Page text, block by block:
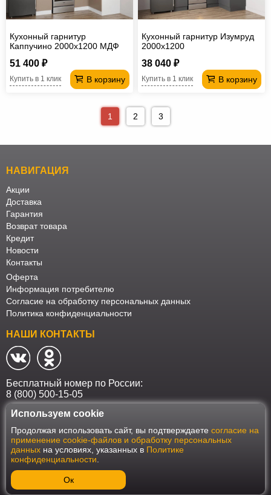
Кухонный гарнитур
Каппучино 2000х1200 МДФ
51 400 ₽
В корзину
Купить в 1 клик
Кухонный гарнитур Изумруд
2000х1200
38 040 ₽
В корзину
Купить в 1 клик
1 2 3
НАВИГАЦИЯ
Акции
Доставка
Гарантия
Возврат товара
Кредит
Новости
Контакты
Оферта
Информация потребителю
Согласие на обработку персональных данных
Политика конфиденциальности
НАШИ КОНТАКТЫ
Бесплатный номер по России:
8 (800) 500-15-05
Наш интернет-магазин работает в соответствии с требованиями
Федерального закона от 27 июля 2006 года №152-ФЗ "О персональных
данных". Оформить заказ на сайте Мебеласка возможно только при
наличии согласия на обработку Ваших персональных данных. Для
улучшения работы сайта и его взаимодействия с пользователями мы
используем файлы cookie. Продолжая пользоваться сайтом, вы
соглашаетесь с использованием cookie.
Используем cookie
Продолжая использовать сайт, вы подтверждаете согласие на
применение cookie-файлов и обработку персональных
данных на условиях, указанных в Политике
конфиденциальности
Ок